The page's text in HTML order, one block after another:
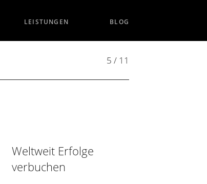
LEISTUNGEN BLOG
5 / 11
Weltweit Erfolge
verbuchen